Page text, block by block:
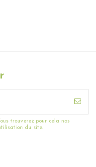
trouverez pour cela nos
du site.